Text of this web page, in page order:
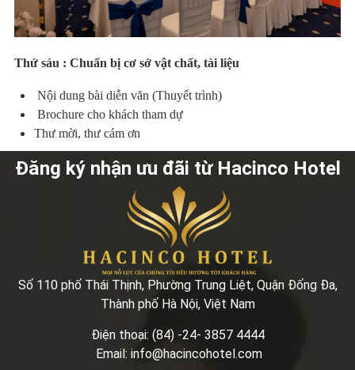
Thứ sáu : Chuẩn bị cơ sở vật chất, tài liệu
Nội dung bài diễn văn (Thuyết trình)
Brochure cho khách tham dự
Thư mời, thư cám ơn
Đăng ký nhận ưu đãi từ Hacinco Hotel
Số 110 phố Thái Thịnh, Phường Trung Liệt, Quận Đống Đa,
Thành phố Hà Nội, Việt Nam
Điện thoại: (84) -24- 3857 4444
Email: info@hacincohotel.com